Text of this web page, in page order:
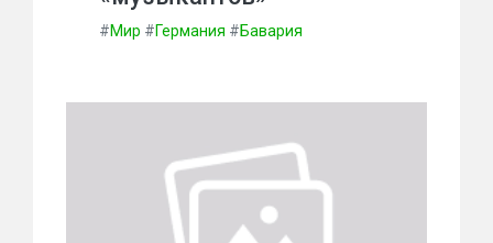
#Мир #Германия #Бавария